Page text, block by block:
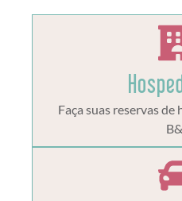
Faça suas reservas